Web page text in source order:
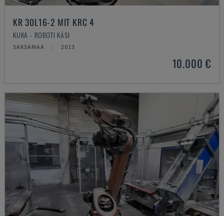
KR 30L16-2 MIT KRC 4
KUKA - ROBOTI KÄSI
SAKSAMAA 2013
10.000 €